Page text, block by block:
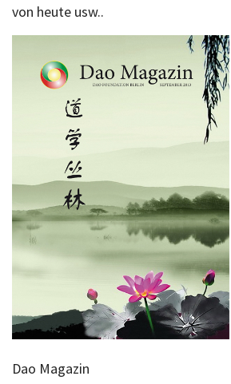
von heute usw..
Dao Magazin